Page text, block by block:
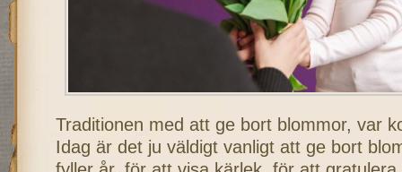
Traditionen med att ge bort blommor, var
Idag är det ju väldigt vanligt att ge bort